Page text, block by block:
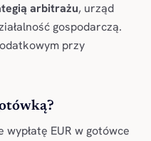
arbitrażu, urząd
gospodarczą.
przy
wypłatę EUR w gotówce